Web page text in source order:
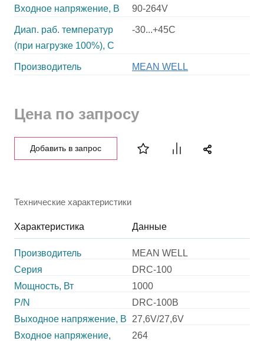
Входное напряжение, В 90-264V
Диап. раб. температур
(при нагрузке 100%), C
-30...+45C
Производитель MEAN WELL
Цена по запросу
Добавить в запрос
Технические характеристики
Характеристика Данные
Производитель
MEAN WELL
Серия
DRC-100
Мощность, Вт
1000
P/N
DRC-100B
Выходное напряжение, В
27,6V/27,6V
Входное напряжение,
264